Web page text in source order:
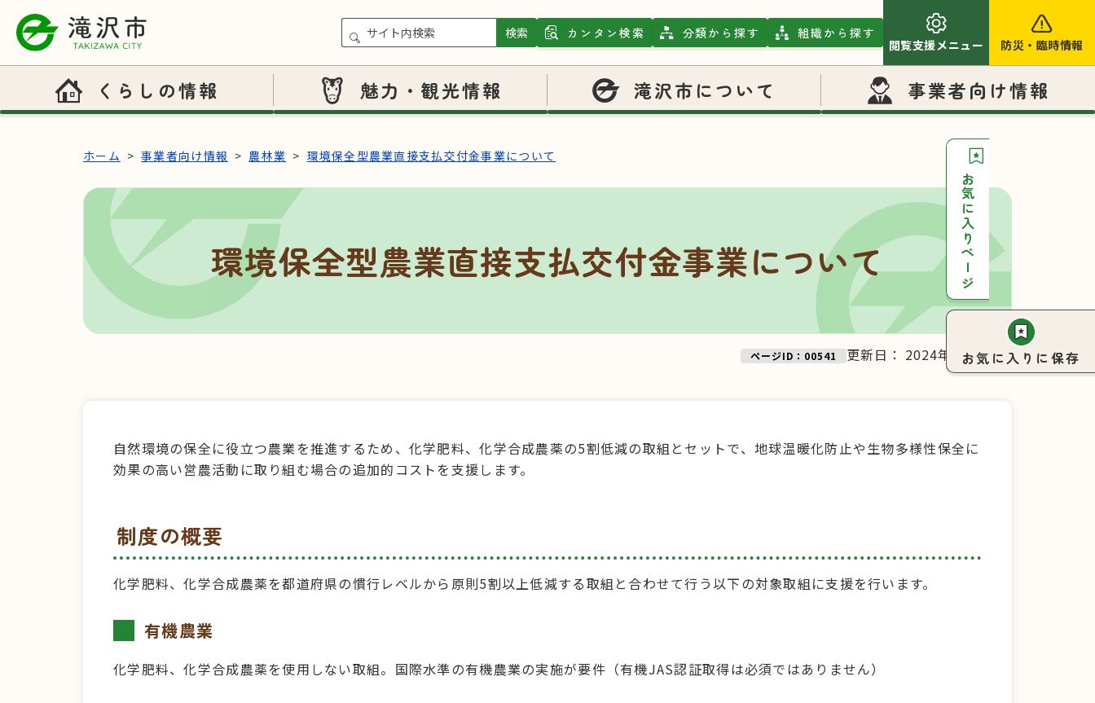
本文へスキップ
検索 カンタン検索 分類から探す 組織から探す
閲覧支援メニュー 防災 ・ 臨時情報
くらしの情報 魅力・観光情報 滝沢市について 事業者向け情報
お気に入りページ
お気に入りに保存
ホーム 事業者向け情報 農林業 環境保全型農業直接支払交付金事業について
環境保全型農業直接支払交付金事業について
ページID：00541 更新日： 2024年08月06日
自然環境の保全に役立つ農業を推進するため、化学肥料、化学合成農薬の5割低減の取組とセットで、地球温暖化防止や生物多様性保全に
効果の高い営農活動に取り組む場合の追加的コストを支援します。
制度の概要
化学肥料、化学合成農薬を都道府県の慣行レベルから原則5割以上低減する取組と合わせて行う以下の対象取組に支援を行います。
有機農業
化学肥料、化学合成農薬を使用しない取組。国際水準の有機農業の実施が要件（有機JAS認証取得は必須ではありません）